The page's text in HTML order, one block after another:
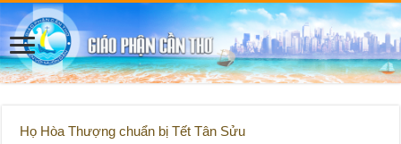
Họ Hòa Thượng chuẩn bị Tết Tân Sửu